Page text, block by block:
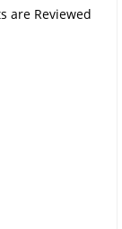
are Reviewed